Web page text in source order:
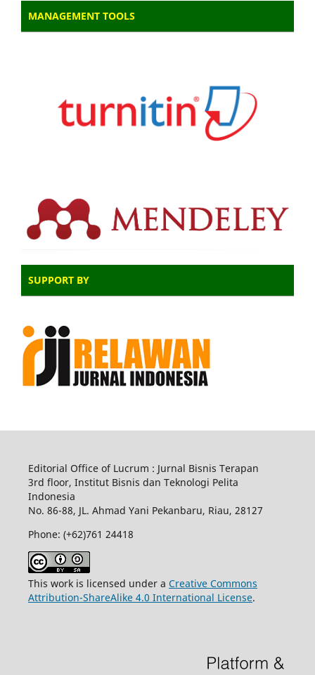
MANAGEMENT TOOLS
SUPPORT BY
Editorial Office of Lucrum : Jurnal Bisnis Terapan
3rd floor, Institut Bisnis dan Teknologi Pelita
Indonesia
No. 86-88, JL. Ahmad Yani Pekanbaru, Riau, 28127
Phone: (+62)761 24418
This work is licensed under a Creative Commons
Attribution-ShareAlike 4.0 International License.